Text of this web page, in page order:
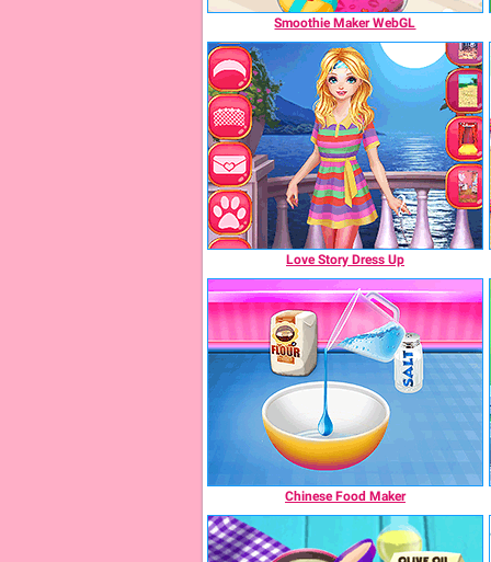
Smoothie Maker WebGL
Love Story Dress Up
Chinese Food Maker